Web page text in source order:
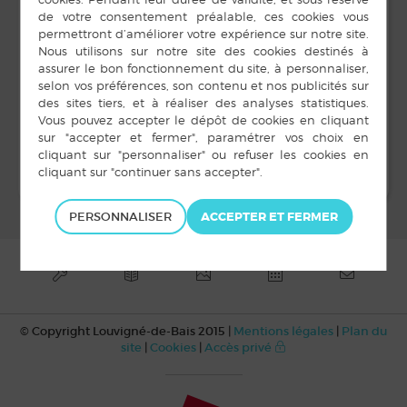
8 juillet 2025
Heure :
19 h 00 min à 21 h 00
min
rue des Diligences
Louvigné-de-Bais , +
Google Map
LOUVIGNÉ EN FÊTE ! Forum des associations
© Copyright Louvigné-de-Bais 2015 | Mentions légales | Plan du
site | Cookies | Accès privé
PERSONNALISER